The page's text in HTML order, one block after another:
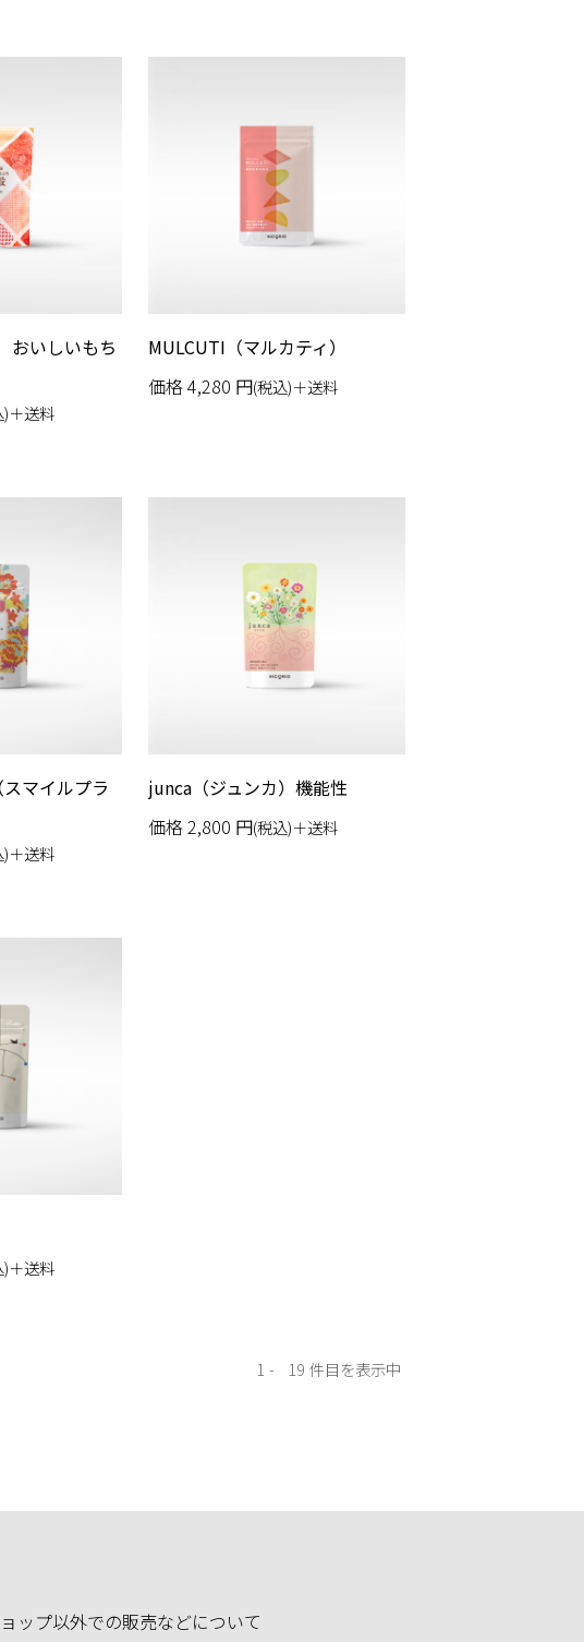
おいしいもち
)＋送料
MULCUTI（マルカティ）
価格4,280 円(税込)＋送料
マイルプラ
)＋送料
junca（ジュンカ）機能性
価格2,800 円(税込)＋送料
)＋送料
1 19
ップ以外での販売などについて